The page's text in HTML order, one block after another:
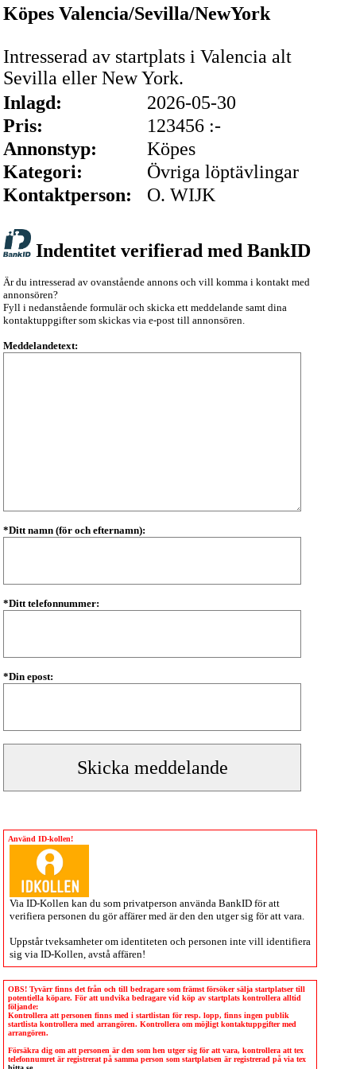
Köpes Valencia/Sevilla/NewYork
Intresserad av startplats i Valencia alt
Sevilla eller New York.
Inlagd:
2026-05-30
Pris:
123456 :-
Annonstyp:
Köpes
Kategori:
Övriga löptävlingar
Kontaktperson:
O. WIJK
Indentitet verifierad med BankID
Är du intresserad av ovanstående annons och vill komma i kontakt med
annonsören?
Fyll i nedanstående formulär och skicka ett meddelande samt dina
kontaktuppgifter som skickas via e-post till annonsören.
Meddelandetext:
*Ditt namn (för och efternamn):
*Ditt telefonnummer:
*Din epost:
Använd ID-kollen!
Via ID-Kollen kan du som privatperson använda BankID för att
verifiera personen du gör affärer med är den den utger sig för att vara.
Uppstår tveksamheter om identiteten och personen inte vill identifiera
sig via ID-Kollen , avstå affären!
OBS! Tyvärr finns det från och till bedragare som främst försöker sälja startplatser till
potentiella köpare. För att undvika bedragare vid köp av startplats kontrollera alltid
följande:
Kontrollera att personen finns med i startlistan för resp. lopp, finns ingen publik
startlista kontrollera med arrangören. Kontrollera om möjligt kontaktuppgifter med
arrangören.
Försäkra dig om att personen är den som hen utger sig för att vara, kontrollera att tex
telefonnumret är registrerat på samma person som startplatsen är registrerad på via tex